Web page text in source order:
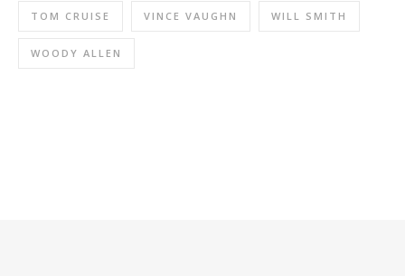
TOM CRUISE VINCE VAUGHN WILL SMITH
WOODY ALLEN